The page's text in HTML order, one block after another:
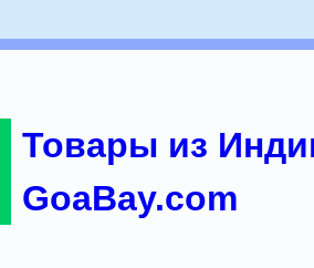
Товары из
GoaBay.com